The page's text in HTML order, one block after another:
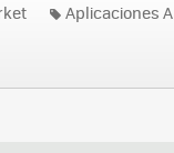
Aplicaciones